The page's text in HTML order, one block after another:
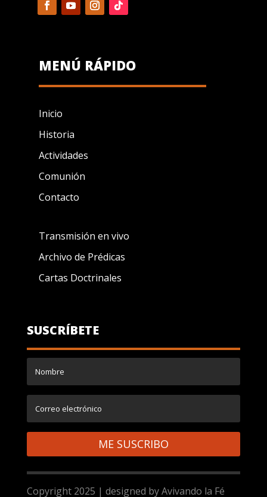
MENÚ RÁPIDO
Inicio
Historia
Actividades
Comunión
Contacto
Transmisión en vivo
Archivo de Prédicas
Cartas Doctrinales
SUSCRÍBETE
ME SUSCRIBO
Copyright 2025 | designed by Avivando la Fé